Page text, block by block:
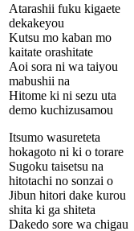
Atarashii fuku kigaete
dekakeyou
Kutsu mo kaban mo
kaitate orashitate
Aoi sora ni wa taiyou
mabushii na
Hitome ki ni sezu uta
demo kuchizusamou
Itsumo wasureteta
hokagoto ni ki o torare
Sugoku taisetsu na
hitotachi no sonzai o
Jibun hitori dake kurou
shita ki ga shiteta
Dakedo sore wa chigau